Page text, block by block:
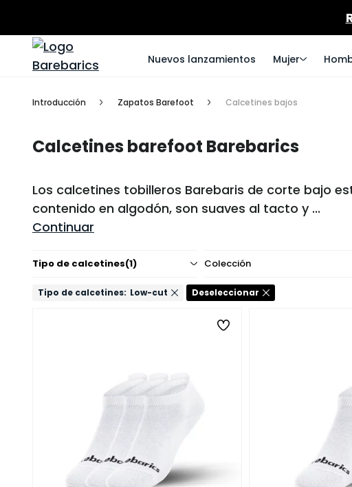
Nuevos lanzamientos Mujer
Introducción Zapatos Barefoot Calcetines bajos
Calcetines barefoot Barebarics
Los calcetines tobilleros Barebaris de corte bajo
contenido en algodón, son suaves al tacto y ...
Continuar
Tipo de calcetines(1) Colección
Tipo de calcetines: Low-cut Deseleccionar